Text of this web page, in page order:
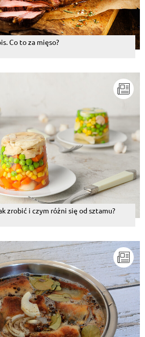
Co to za mięso?
zrobić i czym różni się od sztamu?